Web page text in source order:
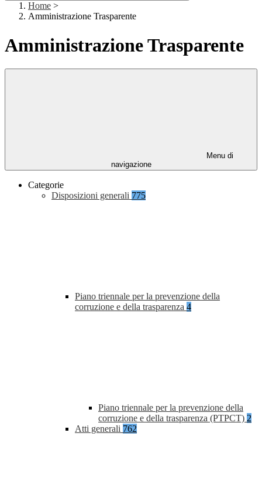
Home >
Amministrazione Trasparente
Amministrazione Trasparente
Menu di
navigazione
Categorie
Disposizioni generali 775
Piano triennale per la prevenzione della
corruzione e della trasparenza 4
Piano triennale per la prevenzione della
corruzione e della trasparenza (PTPCT) 2
Atti generali 762